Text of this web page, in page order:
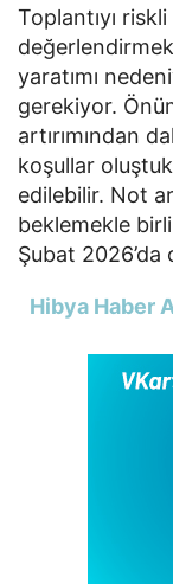
Toplantıyı
yaratımı
gerekiyor.
artırımından
koşullar
edilebilir. Not
beklemekle
Şubat 2026’da
Hibya Haber